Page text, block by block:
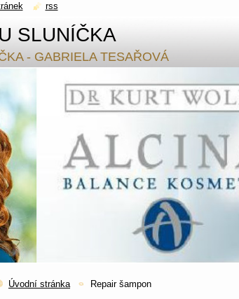
SLUNÍČKA
- GABRIELA TESAŘOVÁ
Úvodní stránka Repair šampon
rss